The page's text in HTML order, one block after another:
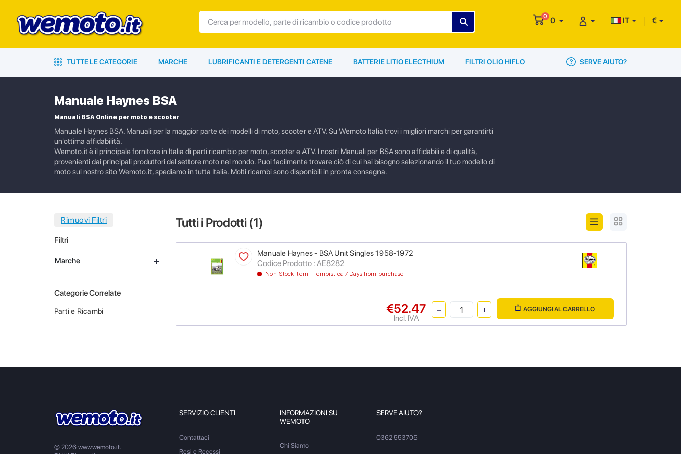
0 0 IT €
TUTTE LE CATEGORIE MARCHE LUBRIFICANTI E DETERGENTI CATENE BATTERIE LITIO ELECTHIUM FILTRI OLIO HIFLO SERVE AIUTO?
Manuale Haynes BSA
Manuali BSA Online per moto e scooter
Manuale Haynes BSA. Manuali per la maggior parte dei modelli di moto, scooter e ATV. Su Wemoto Italia trovi i migliori marchi per garantirti
un'ottima affidabilità.
Wemoto.it è il principale fornitore in Italia di parti ricambio per moto, scooter e ATV. I nostri Manuali per BSA sono affidabili e di qualità,
provenienti dai principali produttori del settore moto nel mondo. Puoi facilmente trovare ciò di cui hai bisogno selezionando il tuo modello di
moto sul nostro sito Wemoto.it, spediamo in tutta Italia. Molti ricambi sono disponibili in pronta consegna.
Filtri
Marche
Categorie Correlate
Parti e Ricambi
Tutti i Prodotti (1)
Manuale Haynes - BSA Unit Singles 1958-1972
Codice Prodotto : AE8282
Non-Stock Item - Tempistica 7 Days from purchase
€52.47
Incl. IVA
AGGIUNGI AL CARRELLO
© 2026 www.wemoto.it.
SERVIZIO CLIENTI
Contattaci
Resi e Recessi
INFORMAZIONI SU
WEMOTO
Chi Siamo
SERVE AIUTO?
0362 553705